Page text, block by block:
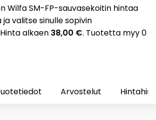
Wilfa SM-FP-sauvasekoitin hintaa
valitse sinulle sopivin
alkaen 38,00 €. Tuotetta myy 0
Arvostelut